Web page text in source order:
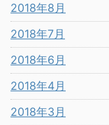
2018年8月
2018年7月
2018年6月
2018年4月
2018年3月